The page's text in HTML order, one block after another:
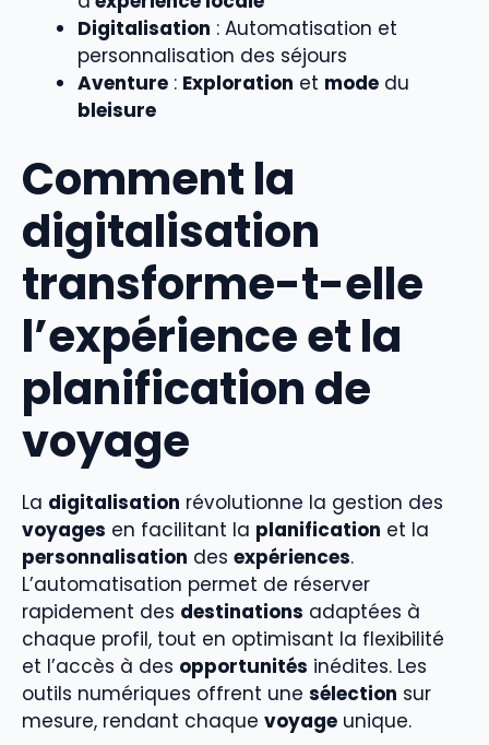
Digitalisation : Automatisation et
personnalisation des séjours
Aventure : Exploration et mode du
bleisure
Comment la
digitalisation
transforme-t-elle
l’expérience et la
planification de
voyage
La digitalisation révolutionne la gestion des
voyages en facilitant la planification et la
personnalisation des expériences.
L’automatisation permet de réserver
rapidement des destinations adaptées à
chaque profil, tout en optimisant la flexibilité
et l’accès à des opportunités inédites. Les
outils numériques offrent une sélection sur
mesure, rendant chaque voyage unique.